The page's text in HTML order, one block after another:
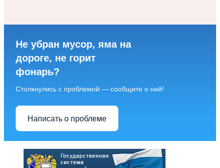
Не убран мусор, яма на
дороге, не горит
фонарь?
Столкнулись с проблемой — сообщите о ней!
Написать о проблеме